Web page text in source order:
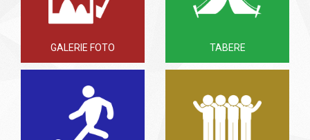
GALERIE FOTO TABERE